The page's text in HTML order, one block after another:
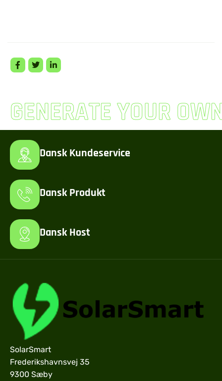
GENERATE YOUR
Dansk Kundeservice
Dansk Produkt
Dansk Host
SolarSmart
Frederikshavnsvej 35
9300 Sæby